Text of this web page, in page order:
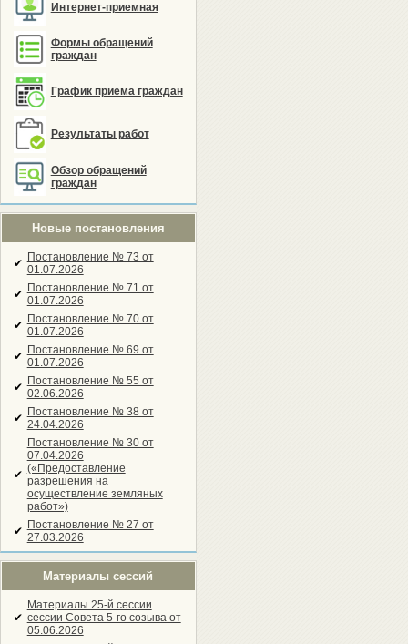
Интернет-приемная
Формы обращений
граждан
График приема граждан
Результаты работ
Обзор обращений
граждан
Новые постановления
✔ Постановление № 73 от
01.07.2026
✔ Постановление № 71 от
01.07.2026
✔ Постановление № 70 от
01.07.2026
✔ Постановление № 69 от
01.07.2026
✔ Постановление № 55 от
02.06.2026
✔ Постановление № 38 от
24.04.2026
✔
Постановление № 30 от
07.04.2026
(«Предоставление
разрешения на
осуществление земляных
работ»)
✔ Постановление № 27 от
27.03.2026
Материалы сессий
✔
Материалы 25-й сессии
сессии Совета 5-го созыва от
05.06.2026